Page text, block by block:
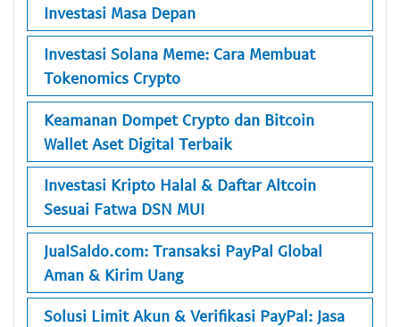
Investasi Masa Depan
Investasi Solana Meme: Cara Membuat
Tokenomics Crypto
Keamanan Dompet Crypto dan Bitcoin
Wallet Aset Digital Terbaik
Investasi Kripto Halal & Daftar Altcoin
Sesuai Fatwa DSN MUI
JualSaldo.com: Transaksi PayPal Global
Aman & Kirim Uang
Solusi Limit Akun & Verifikasi PayPal: Jasa